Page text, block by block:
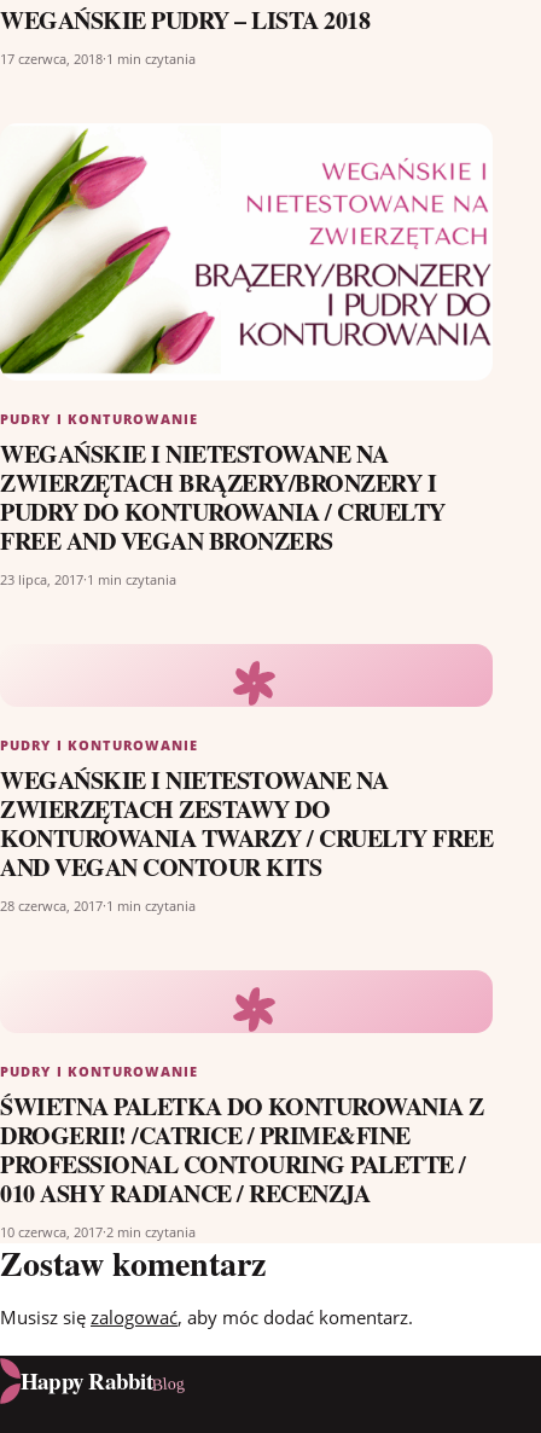
WEGAŃSKIE PUDRY – LISTA 2018
17 czerwca, 2018·1 min czytania
PUDRY I KONTUROWANIE
WEGAŃSKIE I NIETESTOWANE NA
ZWIERZĘTACH BRĄZERY/BRONZERY I
PUDRY DO KONTUROWANIA / CRUELTY
FREE AND VEGAN BRONZERS
23 lipca, 2017·1 min czytania
PUDRY I KONTUROWANIE
WEGAŃSKIE I NIETESTOWANE NA
ZWIERZĘTACH ZESTAWY DO
KONTUROWANIA TWARZY / CRUELTY FREE
AND VEGAN CONTOUR KITS
28 czerwca, 2017·1 min czytania
PUDRY I KONTUROWANIE
ŚWIETNA PALETKA DO KONTUROWANIA Z
DROGERII! /CATRICE / PRIME&FINE
PROFESSIONAL CONTOURING PALETTE /
010 ASHY RADIANCE / RECENZJA
10 czerwca, 2017·2 min czytania
Zostaw komentarz
Musisz się zalogować, aby móc dodać komentarz.
Happy RabbitBlog